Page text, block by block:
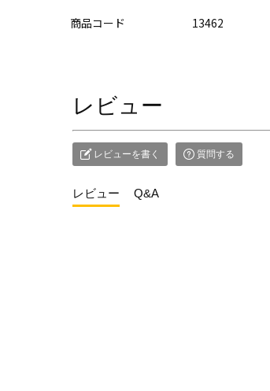
商品コード
13462
レビュー
レビューを書く 質問する
レビュー Q&A